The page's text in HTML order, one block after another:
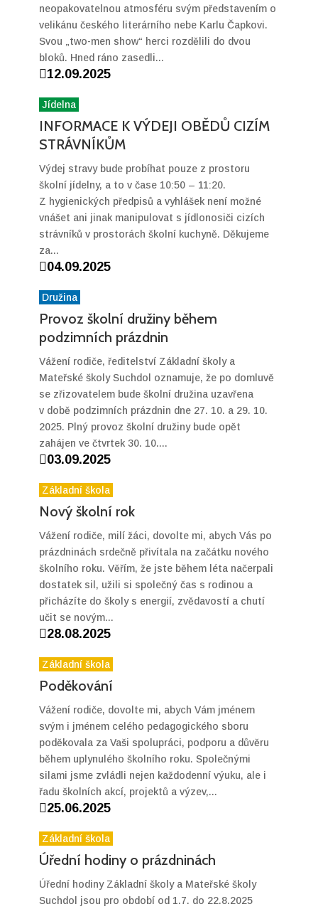
neopakovatelnou atmosféru svým představením o
velikánu českého literárního nebe Karlu Čapkovi.
Svou „two-men show“ herci rozdělili do dvou
bloků. Hned ráno zasedli...
12.09.2025
Jídelna
INFORMACE K VÝDEJI OBĚDŮ CIZÍM
STRÁVNÍKŮM
Výdej stravy bude probíhat pouze z prostoru
školní jídelny, a to v čase 10:50 – 11:20.
Z hygienických předpisů a vyhlášek není možné
vnášet ani jinak manipulovat s jídlonosiči cizích
strávníků v prostorách školní kuchyně. Děkujeme
za...
04.09.2025
Družina
Provoz školní družiny během
podzimních prázdnin
Vážení rodiče, ředitelství Základní školy a
Mateřské školy Suchdol oznamuje, že po domluvě
se zřizovatelem bude školní družina uzavřena
v době podzimních prázdnin dne 27. 10. a 29. 10.
2025. Plný provoz školní družiny bude opět
zahájen ve čtvrtek 30. 10....
03.09.2025
Základní škola
Nový školní rok
Vážení rodiče, milí žáci, dovolte mi, abych Vás po
prázdninách srdečně přivítala na začátku nového
školního roku. Věřím, že jste během léta načerpali
dostatek sil, užili si společný čas s rodinou a
přicházíte do školy s energií, zvědavostí a chutí
učit se novým...
28.08.2025
Základní škola
Poděkování
Vážení rodiče, dovolte mi, abych Vám jménem
svým i jménem celého pedagogického sboru
poděkovala za Vaši spolupráci, podporu a důvěru
během uplynulého školního roku. Společnými
silami jsme zvládli nejen každodenní výuku, ale i
řadu školních akcí, projektů a výzev,...
25.06.2025
Základní škola
Úřední hodiny o prázdninách
Úřední hodiny Základní školy a Mateřské školy
Suchdol jsou pro období od 1.7. do 22.8.2025